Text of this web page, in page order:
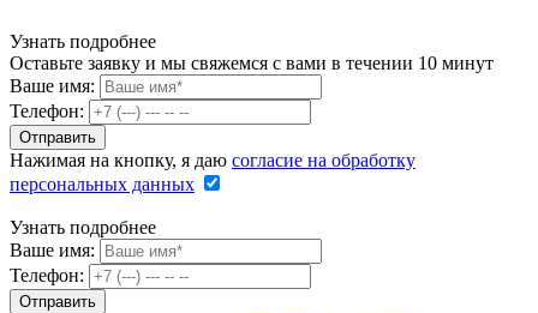
Узнать подробнее
Оставьте заявку и мы свяжемся с вами в течении 10 минут
Ваше имя:
Телефон:
Нажимая на кнопку, я даю согласие на обработку
персональных данных
Узнать подробнее
Ваше имя:
Телефон: